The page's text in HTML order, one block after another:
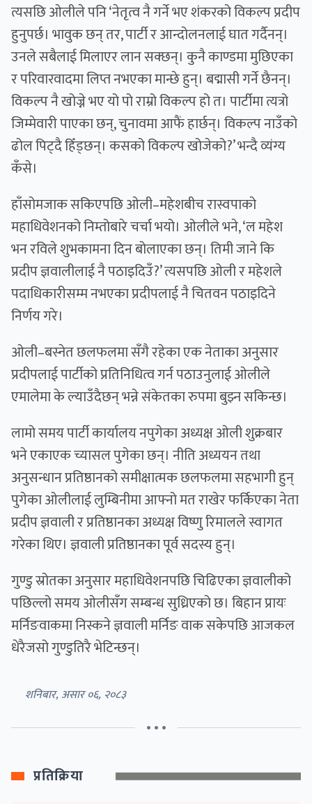
त्यसछि ओलीले पनि ‘नेतृत्व नै गर्ने भए शंकरको विकल्प प्रदीप
हुनुपर्छ। भावुक छन् तर, पार्टी र आन्दोलनलाई घात गर्दैनन्।
उनले सबैलाई मिलाएर लान सक्छन्। कुनै काण्डमा मुछिएका
र परिवारवादमा लिप्त नभएका मान्छे हुन्। बद्मासी गर्ने छैनन्।
विकल्प नै खोज्ने भए यो पो राम्रो विकल्प हो त। पार्टीमा त्यत्रो
जिम्मेवारी पाएका छन्, चुनावमा आफैं हार्छन्। विकल्प नाउँको
ढोल पिट्दै हिँड्छन्। कसको विकल्प खोजेको?’ भन्दै व्यंग्य
कँसे।
हाँसोमजाक सकिएपछि ओली–महेशबीच रास्वपाको
महाधिवेशनको निम्तोबारे चर्चा भयो। ओलीले भने, ‘ल महेश
भन रविले शुभकामना दिन बोलाएका छन्। तिमी जाने कि
प्रदीप ज्ञवालीलाई नै पठाइदिउँ?’ त्यसपछि ओली र महेशले
पदाधिकारीसम्म नभएका प्रदीपलाई नै चितवन पठाइदिने
निर्णय गरे।
ओली–बस्नेत छलफलमा सँगै रहेका एक नेताका अनुसार
प्रदीपलाई पार्टीको प्रतिनिधित्व गर्न पठाउनुलाई ओलीले
एमालेमा के ल्याउँदैछन् भन्ने संकेतका रुपमा बुझ्न सकिन्छ।
लामो समय पार्टी कार्यालय नपुगेका अध्यक्ष ओली शुक्रबार
भने एकाएक च्यासल पुगेका छन्। नीति अध्ययन तथा
अनुसन्धान प्रतिष्ठानको समीक्षात्मक छलफलमा सहभागी हुन्
पुगेका ओलीलाई लुम्बिनीमा आफ्नो मत राखेर फर्किएका नेता
प्रदीप ज्ञवाली र प्रतिष्ठानका अध्यक्ष विष्णु रिमालले स्वागत
गरेका थिए। ज्ञवाली प्रतिष्ठानका पूर्व सदस्य हुन्।
गुण्डु स्रोतका अनुसार महाधिवेशनपछि चिढिएका ज्ञवालीको
पछिल्लो समय ओलीसँग सम्बन्ध सुध्रिएको छ। बिहान प्रायः
मर्निङवाकमा निस्कने ज्ञवाली मर्निङ वाक सकेपछि आजकल
धेरैजसो गुण्डुतिरै भेटिन्छन्।
शनिबार, असार ०६, २०८३
• • •
प्रतिक्रिया